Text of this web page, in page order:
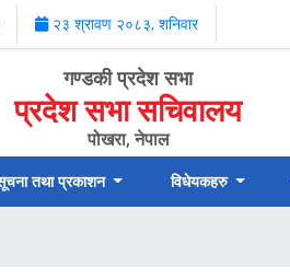
२३ श्रावण २०८३, शनिवार
गण्डकी प्रदेश सभा
प्रदेश सभा सचिवालय
पोखरा, नेपाल
तथा प्रकाशन विधेयकहरु